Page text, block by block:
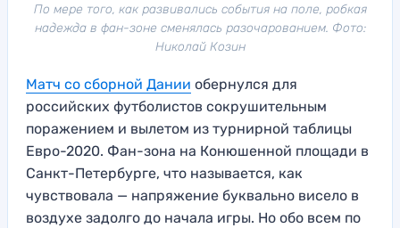
По мере того, как развивались события на поле, робкая
надежда в фан-зоне сменялась разочарованием. Фото:
Николай Козин
Матч со сборной Дании обернулся для
российских футболистов сокрушительным
поражением и вылетом из турнирной таблицы
Евро-2020. Фан-зона на Конюшенной площади в
Санкт-Петербурге, что называется, как
чувствовала — напряжение буквально висело в
воздухе задолго до начала игры. Но обо всем по